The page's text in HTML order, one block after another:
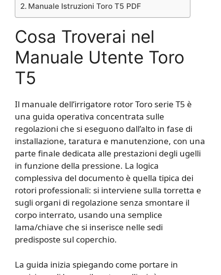
Manuale Istruzioni Toro T5 PDF
Cosa Troverai nel
Manuale Utente Toro
T5
Il manuale dell’irrigatore rotor Toro serie T5 è
una guida operativa concentrata sulle
regolazioni che si eseguono dall’alto in fase di
installazione, taratura e manutenzione, con una
parte finale dedicata alle prestazioni degli ugelli
in funzione della pressione. La logica
complessiva del documento è quella tipica dei
rotori professionali: si interviene sulla torretta e
sugli organi di regolazione senza smontare il
corpo interrato, usando una semplice
lama/chiave che si inserisce nelle sedi
predisposte sul coperchio.
La guida inizia spiegando come portare in